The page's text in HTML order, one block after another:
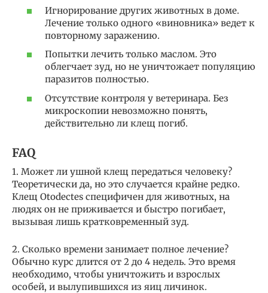
Игнорирование других животных в доме.
Лечение только одного «виновника» ведет к
повторному заражению.
Попытки лечить только маслом. Это
облегчает зуд, но не уничтожает популяцию
паразитов полностью.
Отсутствие контроля у ветеринара. Без
микроскопии невозможно понять,
действительно ли клещ погиб.
FAQ
1. Может ли ушной клещ передаться человеку?
Теоретически да, но это случается крайне редко.
Клещ Otodectes специфичен для животных, на
людях он не приживается и быстро погибает,
вызывая лишь кратковременный зуд.
2. Сколько времени занимает полное лечение?
Обычно курс длится от 2 до 4 недель. Это время
необходимо, чтобы уничтожить и взрослых
особей, и вылупившихся из яиц личинок.